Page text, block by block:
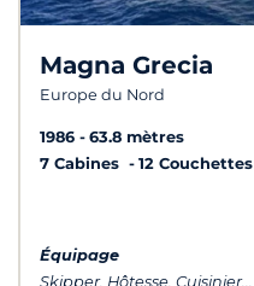
Magna Grecia
Europe du Nord
1986
63.8 mètres
7 Cabines
12 Couchettes
Équipage
Skipper, Hôtesse, Cuisinier...